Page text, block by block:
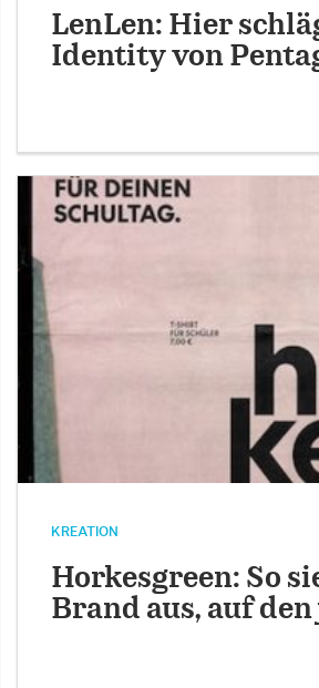
LenLen: Hier
Identity von
KREATION
Horkesgreen: So
Brand aus, auf